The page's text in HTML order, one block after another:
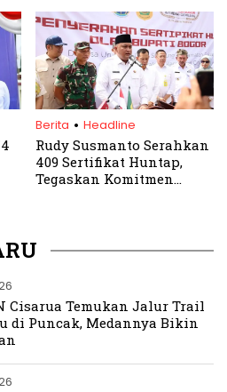
Berita . Headline
Rudy Susmanto Serahkan
409 Sertifikat Huntap,
Tegaskan Komitmen
Cisarua Temukan Jalur Trail
di Puncak, Medannya Bikin